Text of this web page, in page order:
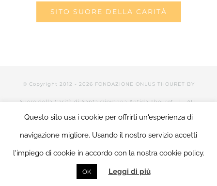
SITO SUORE DELLA CARITÀ
© Copyright 2012 - 2026 FONDAZIONE ONLUS THOURET BY
Suore della Carità di Santa Giovanna Antida Thouret | ALL
RIGHTS RESERVED | POWERED BY Valerio Mattia |LOGIN
Facebook Tumblr Email
Questo sito usa i cookie per offrirti un'esperienza di
navigazione migliore. Usando il nostro servizio accetti
l'impiego di cookie in accordo con la nostra cookie policy.
OK Leggi di più